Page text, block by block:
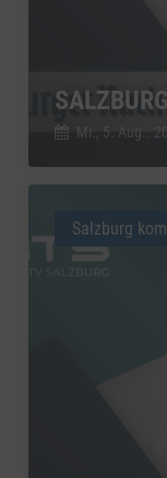
Mi., 5. Aug..
Salzburg